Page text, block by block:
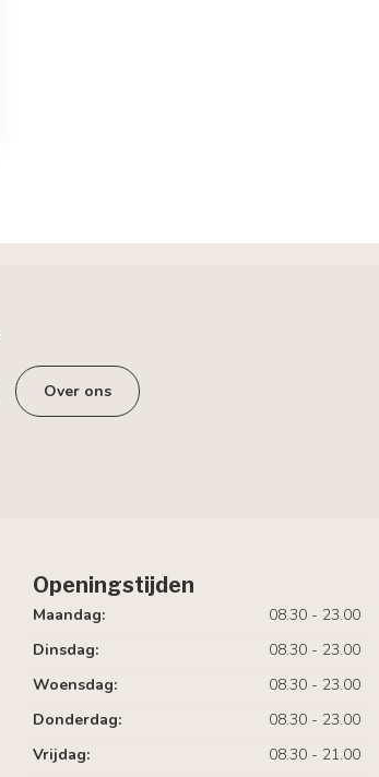
Over ons
Openingstijden
Maandag:
08.30 - 23.00
Dinsdag:
08.30 - 23.00
Woensdag:
08.30 - 23.00
Donderdag:
08.30 - 23.00
Vrijdag:
08.30 - 21.00